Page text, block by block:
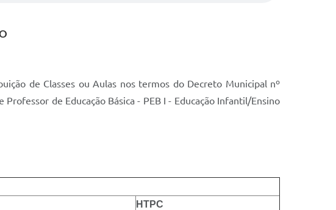
de Classes ou Aulas nos termos do Decreto Municipal nº
Professor de Educação Básica - PEB I - Educação Infantil/Ensino
HTPC